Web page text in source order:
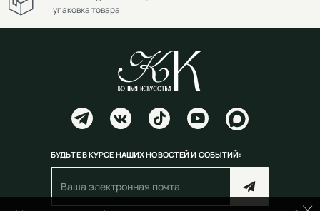
упаковка товара
БУДЬТЕ В КУРСЕ НАШИХ НОВОСТЕЙ И СОБЫТИЙ: